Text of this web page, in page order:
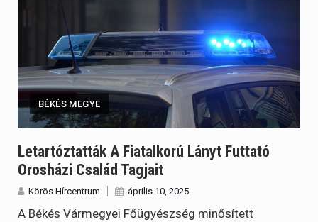
BÉKÉS MEGYE
Letartóztatták A Fiatalkorú Lányt Futtató
Orosházi Család Tagjait
Körös Hírcentrum április 10, 2025
A Békés Vármegyei Főügyészség minősített